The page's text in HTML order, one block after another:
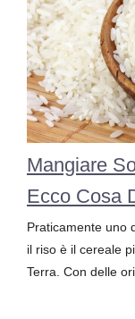
Mangiare
Ecco Cosa
Praticamente uno
il riso è il cereale
Terra. Con delle